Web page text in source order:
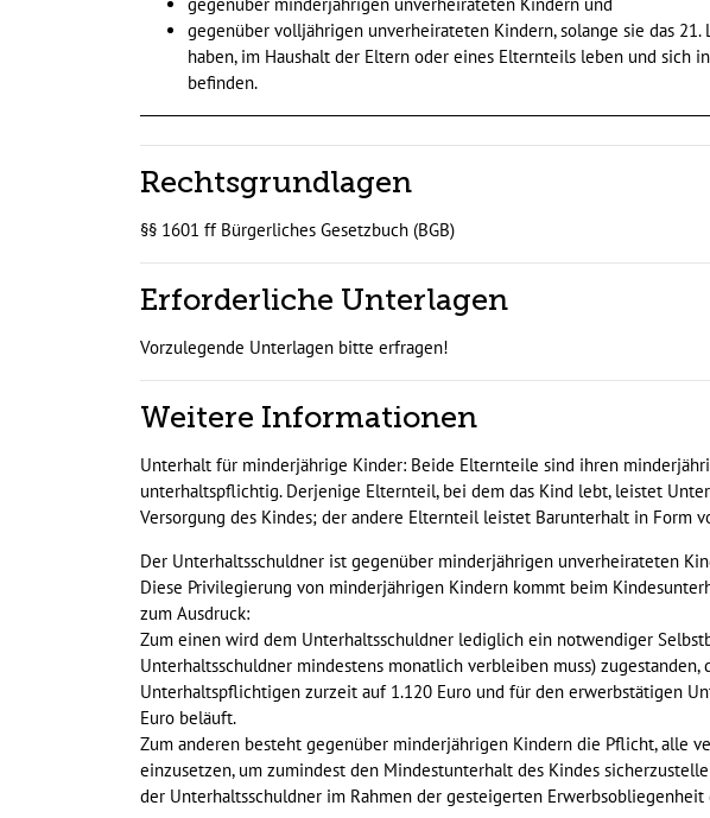
gegenüber volljährigen unverheirateten Kindern, solange sie das
haben, im Haushalt der Eltern oder eines Elternteils leben und sich
befinden.
Rechtsgrundlagen
§§ 1601 ffBürgerliches Gesetzbuch (BGB)
Erforderliche Unterlagen
Vorzulegende Unterlagen bitte erfragen!
Weitere Informationen
Unterhalt für minderjährige Kinder: Beide Elternteile sind ihren
unterhaltspflichtig. Derjenige Elternteil, bei dem das Kind lebt, leistet
Versorgung des Kindes; der andere Elternteil leistet Barunterhalt in Form
Der Unterhaltsschuldner ist gegenüber minderjährigen unverheirateten
Diese Privilegierung von minderjährigen Kindern kommt beim
zum Ausdruck:
Zum einen wird dem Unterhaltsschuldner lediglich ein notwendiger
Unterhaltsschuldner mindestens monatlich verbleiben muss)
Unterhaltspflichtigen zurzeit auf 1.120 Euro und für den erwerbstätigen
Euro beläuft.
Zum anderen besteht gegenüber minderjährigen Kindern die Pflicht, alle
einzusetzen, um zumindest den Mindestunterhalt des Kindes
der Unterhaltsschuldner im Rahmen der gesteigerten Erwerbsobliegenheit